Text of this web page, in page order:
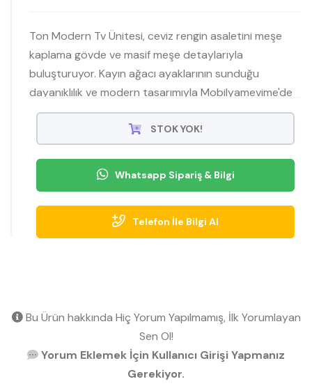
Ton Modern Tv Ünitesi, ceviz rengin asaletini meşe
kaplama gövde ve masif meşe detaylarıyla
buluşturuyor. Kayın ağacı ayaklarının sunduğu
dayanıklılık ve modern tasarımıyla Mobilyamevime'de
sizleri bekliyor.
STOK YOK!
Whatsapp Sipariş & Bilgi
Telefon İle Bilgi Al
Bu Ürün hakkında Hiç Yorum Yapılmamış, İlk Yorumlayan
Sen Ol!
Yorum Eklemek İçin Kullanıcı Girişi Yapmanız
Gerekiyor.